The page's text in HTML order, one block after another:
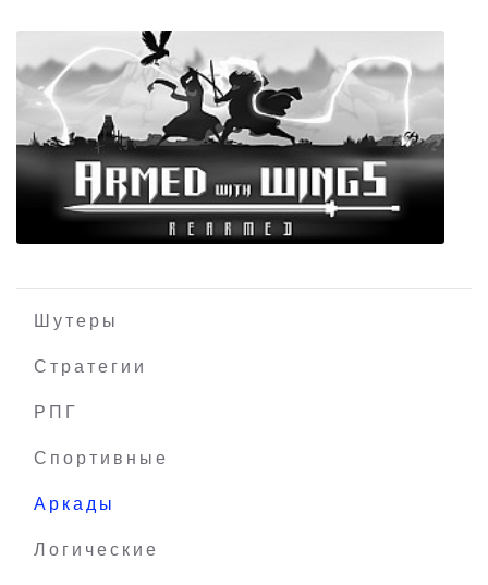
All Guns On Deck
Шутеры
Стратегии
РПГ
Спортивные
Аркады
Логические